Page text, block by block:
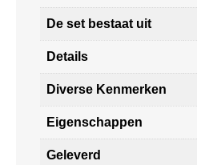
De set bestaat uit
Details
Diverse Kenmerken
Eigenschappen
Geleverd